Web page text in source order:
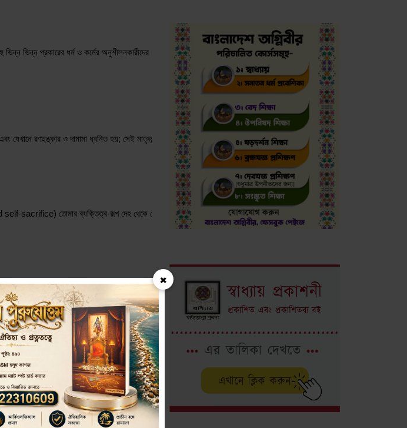
ভিন্ন প্রকারের ধর্ম ও কর্মের অনুশীলনকারীদের ধারণ করেন ও ভরণপোষণ করেন; সেই সুদূরপ্রসারী ও বৈচিত্র্যময় ধরণীমাতা যিনি অটল, দৃঢ়
যেখানে রণহুঙ্কার ও দামামা ধ্বনিত হয়; সেই মাতৃভূমি যেন আমাদের শত্রুদের দূর করে দেন। সেই ধরণী যেন আমার যে কোনো শত্রুকে অপসৃত
তোমার ব্যক্তিত্ব-রূপ দেহ থেকে কোনো বেদনার্ত আর্তনাদ তোমার ওষ্ঠ থেকে বেরিয়ে আসে অথবা চোখ থেকে কোনো অশ্রু ঝরে
তীব্র, আপনার সঞ্চালন শক্তিশালী, আপনার কম্পন (tremor) ভয়ানক। শক্তিশালী সূর্য নিরলসভাবে আপনাকে কক্ষপথে রক্ষা ও ধারণ
ভূষিত করুন। যাতে আমি আমার নিজ রাষ্ট্রে (শাসনব্যবস্থা বা রাষ্ট্রীয় ক্ষেত্রে) থাকা সর্বাপেক্ষা গুণী ব্যক্তিদের মধ্যে সর্বোচ্চ
×